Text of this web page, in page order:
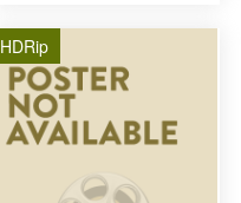
HDRip